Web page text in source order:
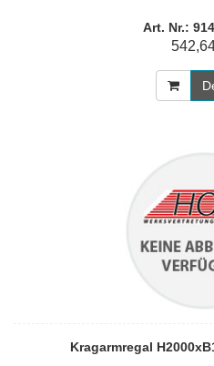
Art. Nr.:
Kragarmregal